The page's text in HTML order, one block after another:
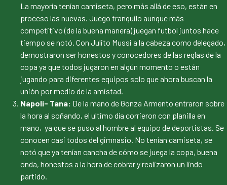
La mayoría tenían camiseta, pero más allá de eso, están en
proceso las nuevas. Juego tranquilo aunque más
competitivo (de la buena manera) juegan futbol juntos hace
tiempo se notó. Con Julito Mussi a la cabeza como delegado,
demostraron ser honestos y conocedores de las reglas de la
copa ya que todos jugaron en algún momento o están
jugando para diferentes equipos solo que ahora buscan la
unión por medio de la amistad.
Napoli- Tana: De la mano de Gonza Armento entraron sobre
la hora al soñando, el ultimo día corrieron con planilla en
mano, ya que se puso al hombre al equipo de deportistas. Se
conocen casi todos del gimnasio. No tenían camiseta, se
notó que ya tenían cancha de cómo se juega la copa, buena
onda, honestos a la hora de cobrar y realizaron un lindo
partido.